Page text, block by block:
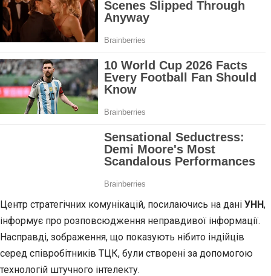
Центр стратегічних комунікацій, посилаючись на дані УНН,
інформує про розповсюдження неправдивої інформації.
Насправді, зображення, що показують нібито індійців
серед співробітників ТЦК, були створені за допомогою
технологій штучного інтелекту.